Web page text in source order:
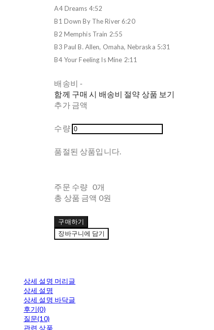
A4 Dreams 4:52
B1 Down By The River 6:20
B2 Memphis Train 2:55
B3 Paul B. Allen, Omaha, Nebraska 5:31
B4 Your Feeling Is Mine 2:11
배송비 -
함께 구매 시 배송비 절약 상품 보기
추가 금액
수량
품절된 상품입니다.
주문 수량 0개
총 상품 금액 0원
구매하기
장바구니에 담기
상세 설명 머리글
상세 설명
상세 설명 바닥글
후기(0)
질문(10)
관련 상품